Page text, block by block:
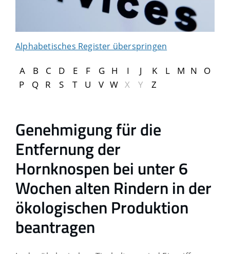
Alphabetisches Register überspringen
A B C D E F G H I J K L M N
O
P
Q R S T U V W X Y Z
Genehmigung für die
Entfernung der
Hornknospen bei unter 6
Wochen alten Rindern in der
ökologischen Produktion
beantragen